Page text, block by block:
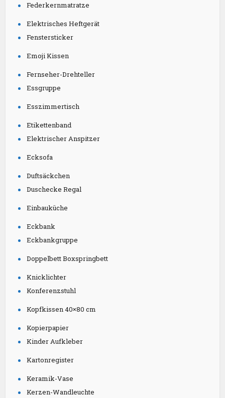
Federkernmatratze
Elektrisches Heftgerät
Fenstersticker
Emoji Kissen
Fernseher-Drehteller
Essgruppe
Esszimmertisch
Etikettenband
Elektrischer Anspitzer
Ecksofa
Duftsäckchen
Duschecke Regal
Einbauküche
Eckbank
Eckbankgruppe
Doppelbett Boxspringbett
Knicklichter
Konferenzstuhl
Kopfkissen 40×80 cm
Kopierpapier
Kinder Aufkleber
Kartonregister
Keramik-Vase
Kerzen-Wandleuchte